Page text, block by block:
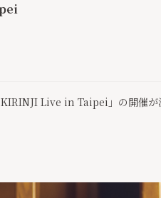
Live in Taipei」の開催が